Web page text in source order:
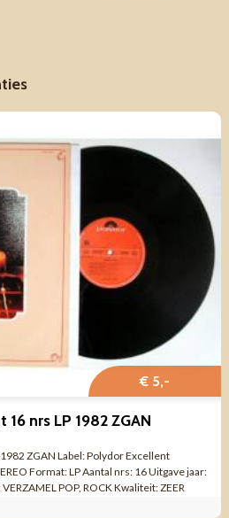
€ 5,-
nrs LP 1982 ZGAN
ZGAN Label: Polydor Excellent
Format: LP Aantal nrs: 16 Uitgave jaar:
POP, ROCK Kwaliteit: ZEER